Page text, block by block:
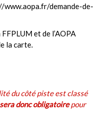
www.aopa.fr/demande-de-
et de l’AOPA
la carte.
du côté piste est classé
sera donc obligatoirepour